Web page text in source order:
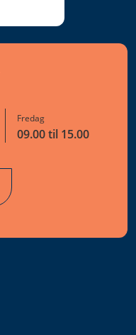
Fredag
09.00 til 15.00